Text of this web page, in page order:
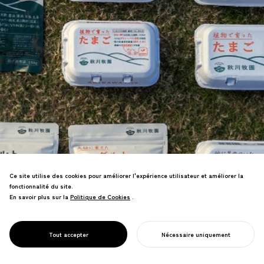
DESIGN
D'EMBALLAGE
l'un des points de contact les plus
cruciaux dans le commerce B2C.
Ce site utilise des cookies pour améliorer l'expérience utilisateur et améliorer la
fonctionnalité du site.
En savoir plus sur la Politique de Cookies
Politique de Cookies .
Tout accepter Nécessaire uniquement